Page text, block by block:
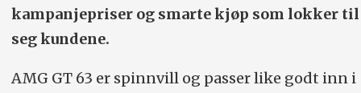
kampanjepriser og smarte kjøp som lokker til
seg kundene.
AMG GT 63 er spinnvill og passer like godt inn i